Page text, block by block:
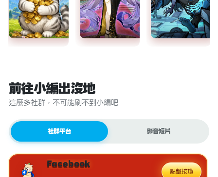
前往小編出沒地
這麼多社群，不可能刷不到小編吧
社群平台 影音短片
Facebook
點擊按讚